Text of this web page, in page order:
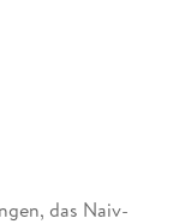
das Naiv-